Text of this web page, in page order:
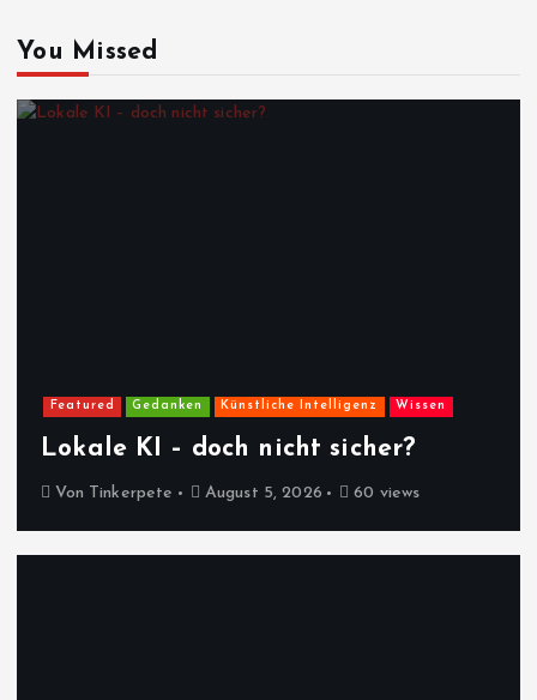
You Missed
Featured Gedanken Künstliche Intelligenz Wissen
Lokale KI – doch nicht sicher?
Von Tinkerpete August 5, 2026 60 views